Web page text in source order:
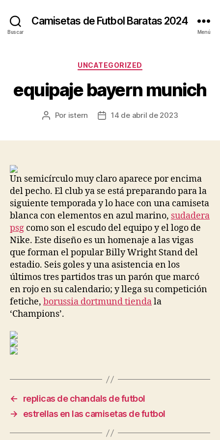
Buscar
Camisetas de Futbol Baratas 2024
Menú
Categorías
UNCATEGORIZED
equipaje bayern munich
Autor
Por istern
Fecha14 de abril de 2023
Un semicírculo muy claro aparece por encima
del pecho. El club ya se está preparando para la
siguiente temporada y lo hace con una camiseta
blanca con elementos en azul marino, sudadera
psg como son el escudo del equipo y el logo de
Nike. Este diseño es un homenaje a las vigas
que forman el popular Billy Wright Stand del
estadio. Seis goles y una asistencia en los
últimos tres partidos tras un parón que marcó
en rojo en su calendario; y llega su competición
fetiche, borussia dortmund tiendala
‘Champions’.
←
replicas de chandals de futbol
→
estrellas en las camisetas de futbol